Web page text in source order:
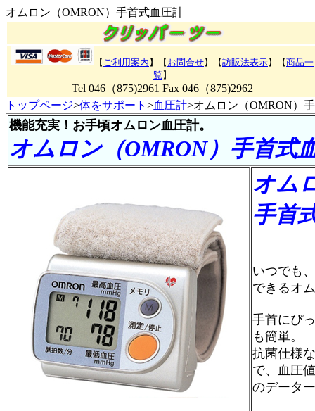
オムロン（OMRON）手首式血圧計
【 ご利用案内 】【 お問合せ】【訪販法表示】【商品一
覧 】
Tel 046（875)2961 Fax 046（875)2962
トップページ>体をサポート >血圧計>オムロン（OMRON）
機能充実！お手頃オムロン血圧計。
オムロン（OMRON）手首式
オム
手首
いつでも
できるオ
手首にぴ
も簡単。
抗菌仕様
で、血圧
のデータ